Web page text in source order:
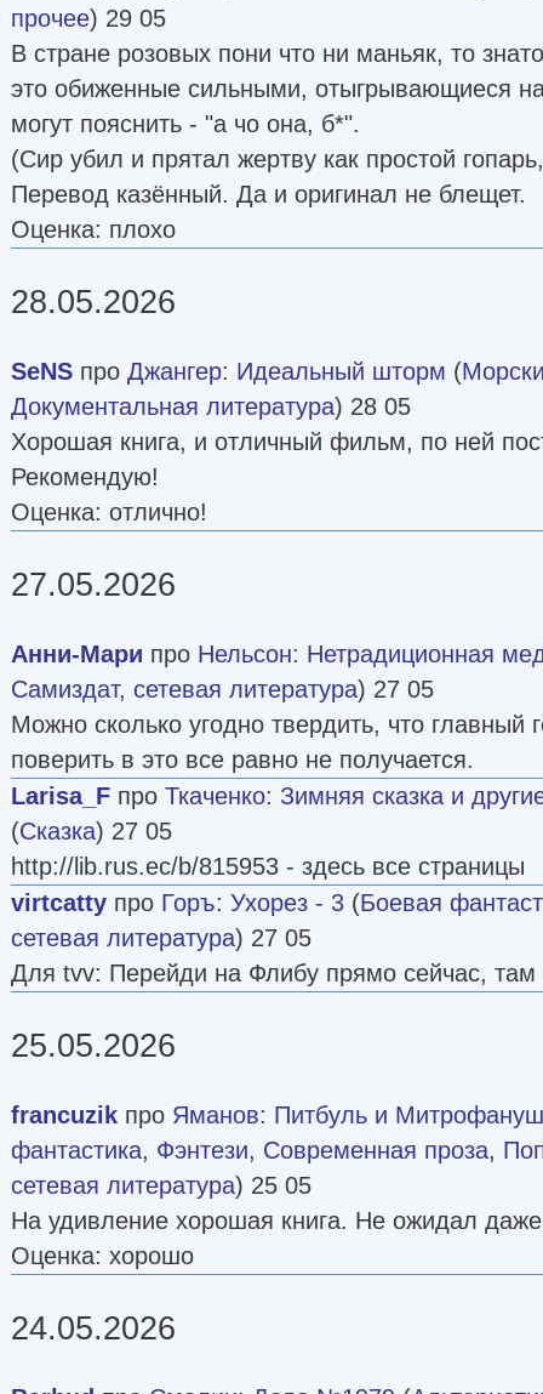
прочее) 29 05
В стране розовых пони что ни маньяк, то
это обиженные сильными, отыгрывающиеся
могут пояснить - "а чо она, б*".
(Сир убил и прятал жертву как простой
Перевод казённый. Да и оригинал не блещет.
Оценка: плохо
28.05.2026
SeNS про Джангер: Идеальный шторм (
Документальная литература) 28 05
Хорошая книга, и отличный фильм, по ней
Рекомендую!
Оценка: отлично!
27.05.2026
Анни-Мари про Нельсон: Нетрадиционная
Самиздат, сетевая литература) 27 05
Можно сколько угодно твердить, что главный
поверить в это все равно не получается.
Larisa_F про Ткаченко: Зимняя сказка и
(Сказка) 27 05
http://lib.rus.ec/b/815953 - здесь все страницы
virtcatty про Горъ: Ухорез - 3 (Боевая
сетевая литература) 27 05
Для tvv: Перейди на Флибу прямо сейчас, там
25.05.2026
francuzik про Яманов: Питбуль и
фантастика, Фэнтези, Современная проза,
сетевая литература) 25 05
На удивление хорошая книга. Не ожидал
Оценка: хорошо
24.05.2026